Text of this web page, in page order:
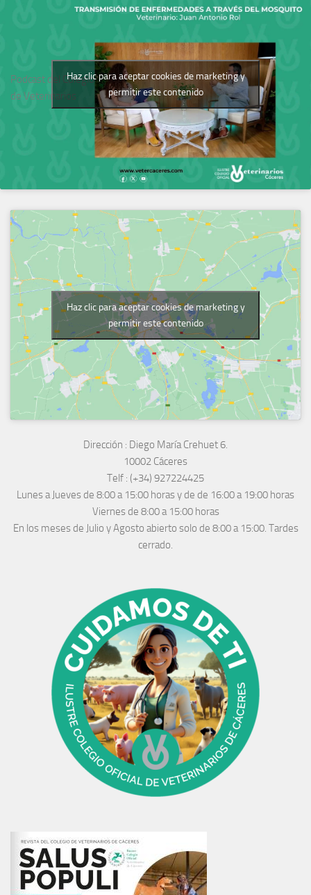
Podcast del Colegio
de Veterinarios
Haz clic para aceptar cookies de marketing y
permitir este contenido
Haz clic para aceptar cookies de marketing y
permitir este contenido
Dirección : Diego María Crehuet 6.
10002 Cáceres
Telf : (+34) 927224425
Lunes a Jueves de 8:00 a 15:00 horas y de de 16:00 a 19:00 horas
Viernes de 8:00 a 15:00 horas
En los meses de Julio y Agosto abierto solo de 8:00 a 15:00. Tardes
cerrado.